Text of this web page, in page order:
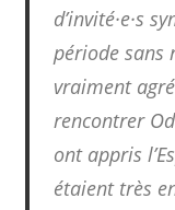
d’invité·e·s
période sans
vraiment
rencontrer
ont appris
étaient très